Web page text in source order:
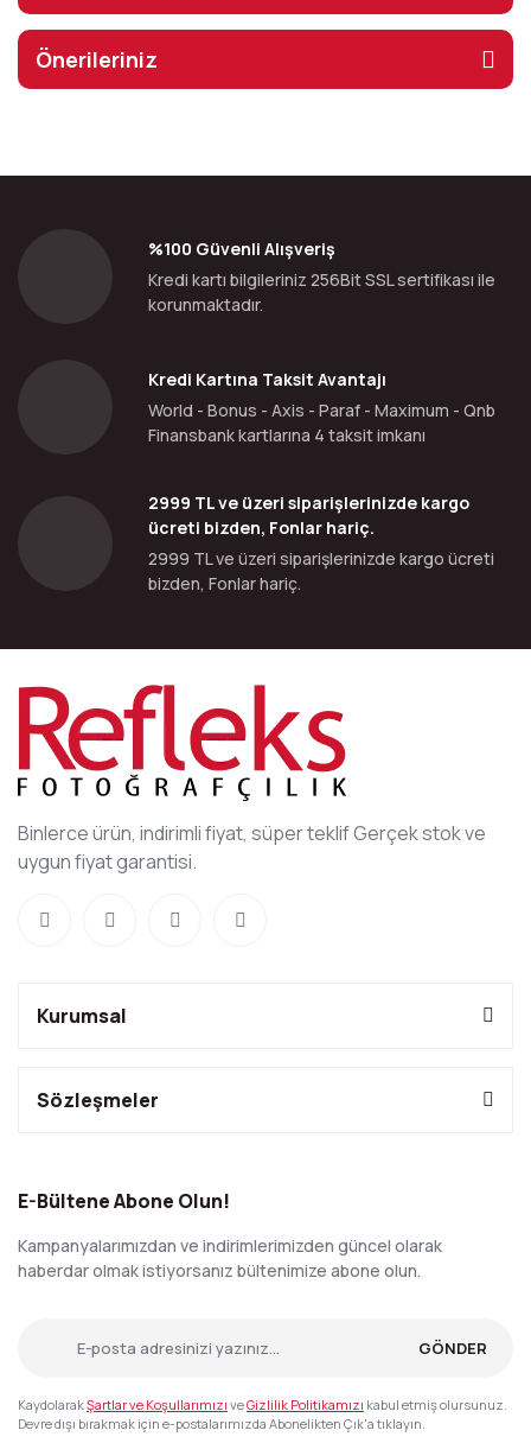
Önerileriniz
%100 Güvenli Alışveriş
Kredi kartı bilgileriniz 256Bit SSL sertifikası ile
korunmaktadır.
Kredi Kartına Taksit Avantajı
World - Bonus - Axis - Paraf - Maximum - Qnb
Finansbank kartlarına 4 taksit imkanı
2999 TL ve üzeri siparişlerinizde kargo
ücreti bizden, Fonlar hariç.
2999 TL ve üzeri siparişlerinizde kargo ücreti
bizden, Fonlar hariç.
Binlerce ürün, indirimli fiyat, süper teklif Gerçek stok ve
uygun fiyat garantisi.
Kurumsal
Sözleşmeler
E-Bültene Abone Olun!
Kampanyalarımızdan ve indirimlerimizden güncel olarak
haberdar olmak istiyorsanız bültenimize abone olun.
GÖNDER
KaydolarakŞartlar ve Koşullarımızı veGizlilik Politikamızı kabul etmiş olursunuz.
Devre dışı bırakmak için e-postalarımızda Abonelikten Çık'a tıklayın.